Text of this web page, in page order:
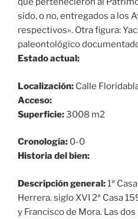
sido, o no, entregados a los
respectivos». Otra figura:
paleontológico
Estado actual:
Localización: Calle
Acceso:
Superficie:3008 m2
Cronología: 0-0
Historia del bien:
Descripción general:1ª
Herrera. siglo XVI 2ª Casa
y Francisco de Mora. Las